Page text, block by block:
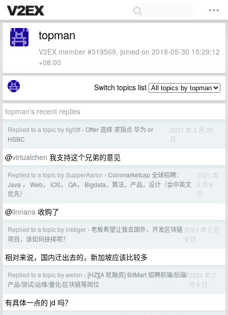
topman
V2EX member #319569, joined on 2018-05-30 15:29:12
+08:00
Switch topics list
topman's recent replies
Replied to a topic by fightff › Offer 选择 求指点 华为 or
HSBC
2021 年 3 月 25
日
@virtualchen 我支持这个兄弟的意见
Replied to a topic by SupperAaron › Coinmarketcap 全球招聘：
Java ， Web， iOS， QA， Bigdata，算法，产品，设计（会中英文
优先）
2021 年
3 月 6
日
@linnana 收购了
Replied to a topic by inktiger › 老板希望让我去国外，开发区块链
项目，该如何抉择呢？
2021 年 2 月
9 日
相对来说，国内迁出去的，新加坡应该比较多
Replied to a topic by welon › [HZ][A 轮融资] BitMart 招聘前端/后端/
产品/测试/运维/量化/区块链等岗位
2021 年 2
月 6 日
有具体一点的 jd 吗？